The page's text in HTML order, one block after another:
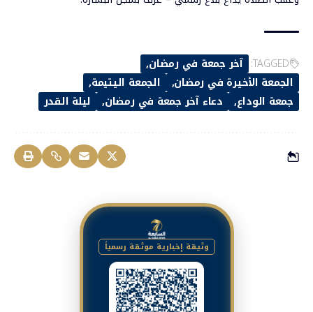
TAGGED: آخر جمعة في رمضان
الجمعة الأخيرة في رمضان
الجمعة اليتيمة
جمعة الوداع
دعاء آخر جمعة في رمضان ليلة القدر
وثيقة إخبارية موثقة رسمياً